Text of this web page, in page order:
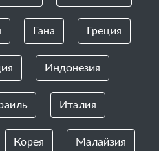
Гана Греция
Индонезия
Италия
Корея Малайзия